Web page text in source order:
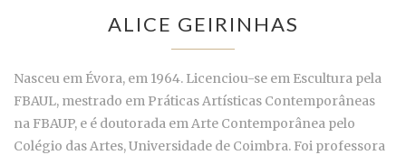
ALICE GEIRINHAS
Nasceu em Évora, em 1964. Licenciou-se em Escultura pela
FBAUL, mestrado em Práticas Artísticas Contemporâneas
na FBAUP, e é doutorada em Arte Contemporânea pelo
Colégio das Artes, Universidade de Coimbra. Foi professora